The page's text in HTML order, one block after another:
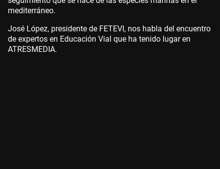
mediterráneo.
José López, presidente de FETEVI, nos habla del encuentro
de expertos en Educación Vial que ha tenido lugar en
ATRESMEDIA.